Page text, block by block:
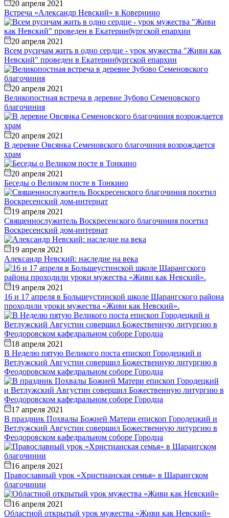
20 апреля 2021
Встреча «Александр Невский» в Ковернино
20 апреля 2021
Всем русичам жить в одно сердце - урок мужества "Живи как
Невский" проведен в Екатеринбургской епархии
20 апреля 2021
Великопостная встреча в деревне Зубово Семеновского
благочиния
20 апреля 2021
В деревне Овсянка Семеновского благочиния возрождается
храм
20 апреля 2021
Беседы о Великом посте в Тонкино
19 апреля 2021
Священнослужитель Воскресенского благочиния посетил
Воскресенский дом-интернат
19 апреля 2021
Александр Невский: наследие на века
19 апреля 2021
16 и 17 апреля в Большеустинской школе Шарангского района
проходили уроки мужества «Живи как Невский».
18 апреля 2021
В Неделю пятую Великого поста епископ Городецкий и
Ветлужский Августин совершил Божественную литургию в
Феодоровском кафедральном соборе Городца
17 апреля 2021
В праздник Похвалы Божией Матери епископ Городецкий и
Ветлужский Августин совершил Божественную литургию в
Феодоровском кафедральном соборе Городца
16 апреля 2021
Православный урок «Христианская семья» в Шарангском
благочинии
16 апреля 2021
Областной открытый урок мужества «Живи как Невский»